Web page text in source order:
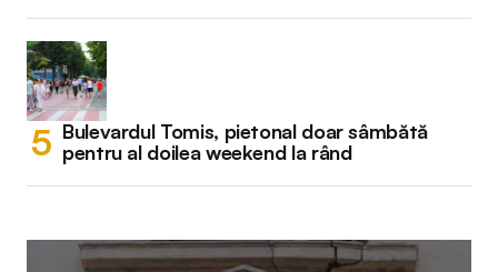
Bulevardul Tomis, pietonal doar sâmbătă
pentru al doilea weekend la rând